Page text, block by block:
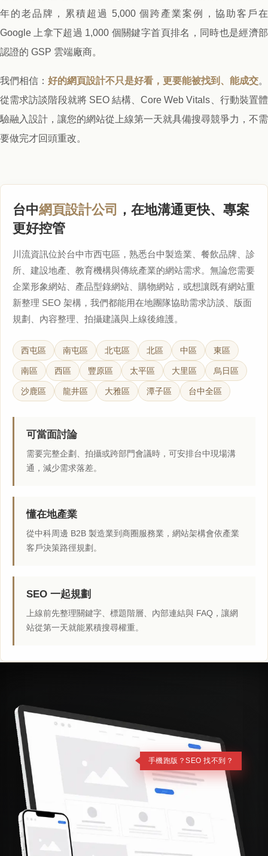
年的老品牌，累積超過 5,000 個跨產業案例，協助客戶在
Google 上拿下超過 1,000 個關鍵字首頁排名，同時也是經濟部
認證的 GSP 雲端廠商。
我們相信： 好的網頁設計不只是好看，更要能被找到、能成交。
從需求訪談階段就將 SEO 結構、Core Web Vitals、行動裝置體
驗融入設計，讓您的網站從上線第一天就具備搜尋競爭力，不需
要做完才回頭重改。
台中網頁設計公司 ，在地溝通更快、專案
更好控管
川流資訊位於台中市西屯區，熟悉台中製造業、餐飲品牌、診
所、建設地產、教育機構與傳統產業的網站需求。無論您需要
企業形象網站、產品型錄網站、購物網站，或想讓既有網站重
新整理 SEO 架構，我們都能用在地團隊協助需求訪談、版面
規劃、內容整理、拍攝建議與上線後維護。
西屯區 南屯區 北屯區 北區 中區 東區
南區 西區 豐原區 太平區 大里區 烏日區
沙鹿區 龍井區 大雅區 潭子區 台中全區
可當面討論
需要完整企劃、拍攝或跨部門會議時，可安排台中現場溝
通，減少需求落差。
懂在地產業
從中科周邊 B2B 製造業到商圈服務業，網站架構會依產業
客戶決策路徑規劃。
SEO 一起規劃
上線前先整理關鍵字、標題階層、內部連結與 FAQ，讓網
站從第一天就能累積搜尋權重。
手機跑版？SEO 找不到？